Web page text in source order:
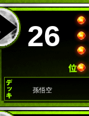
26
孫悟空